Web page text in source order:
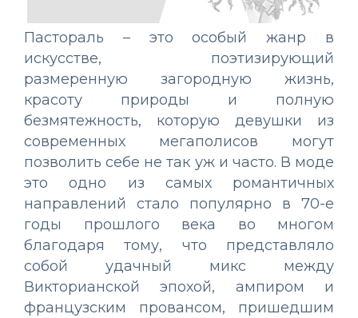
Пастораль – это особый жанр в
искусстве, поэтизирующий
размеренную загородную жизнь,
красоту природы и полную
безмятежность, которую девушки из
современных мегаполисов могут
позволить себе не так уж и часто. В моде
это одно из самых романтичных
направлений стало популярно в 70-е
годы прошлого века во многом
благодаря тому, что представляло
собой удачный микс между
Викторианской эпохой, ампиром и
французским провансом, пришедшим